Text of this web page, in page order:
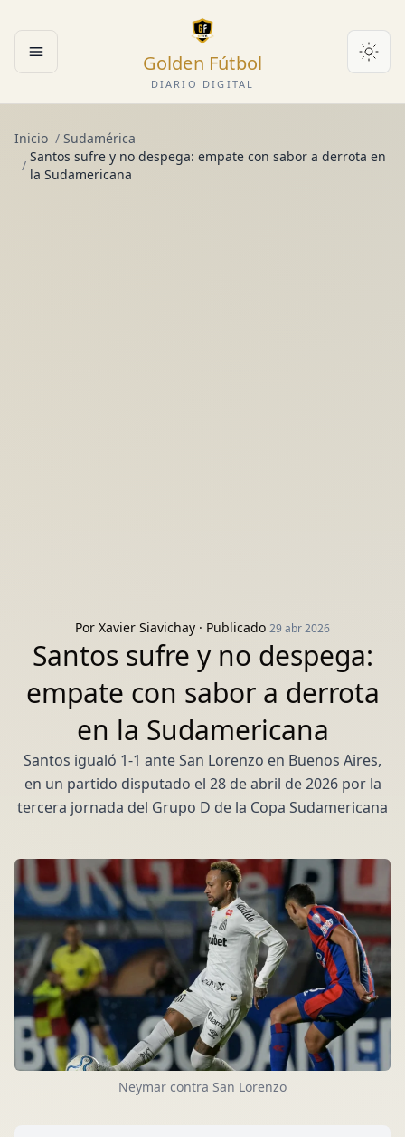
Abrir menú Golden Fútbol
DIARIO DIGITAL
Inicio / Sudamérica
/
Santos sufre y no despega: empate con sabor a derrota en
la Sudamericana
Por Xavier Siavichay · Publicado 29 abr 2026
Santos sufre y no despega:
empate con sabor a derrota
en la Sudamericana
Santos igualó 1-1 ante San Lorenzo en Buenos Aires,
en un partido disputado el 28 de abril de 2026 por la
tercera jornada del Grupo D de la Copa Sudamericana
Neymar contra San Lorenzo